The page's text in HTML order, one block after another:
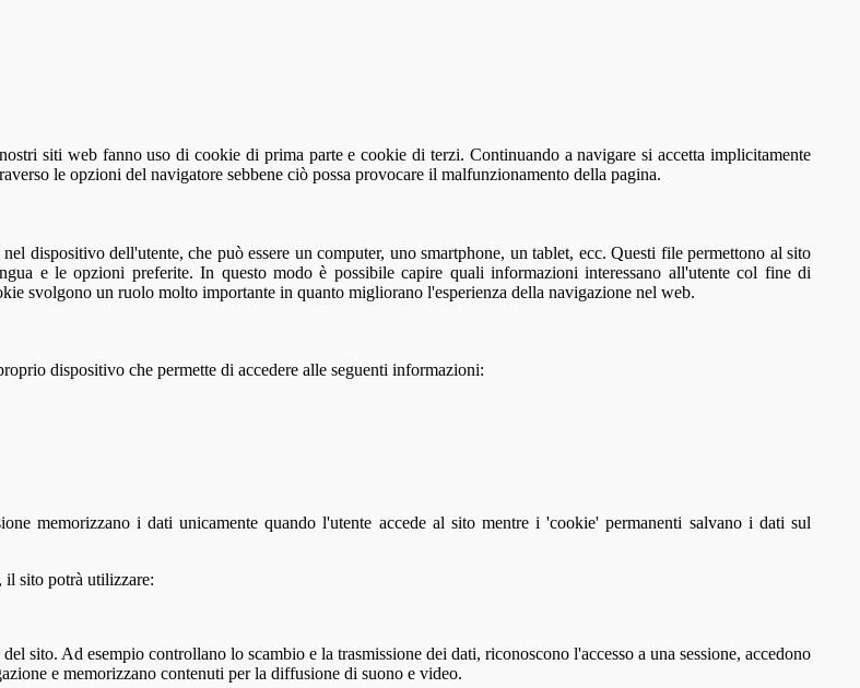
siti web fanno uso di cookie di prima parte e cookie di terzi. Continuando a navigare si accetta implicitamente
le opzioni del navigatore sebbene ciò possa provocare il malfunzionamento della pagina.
dispositivo dell'utente, che può essere un computer, uno smartphone, un tablet, ecc. Questi file permettono al sito
e le opzioni preferite. In questo modo è possibile capire quali informazioni interessano all'utente col fine di
svolgono un ruolo molto importante in quanto migliorano l'esperienza della navigazione nel web.
dispositivo che permette di accedere alle seguenti informazioni:
memorizzano i dati unicamente quando l'utente accede al sito mentre i 'cookie' permanenti salvano i dati sul
il sito potrà utilizzare:
sito. Ad esempio controllano lo scambio e la trasmissione dei dati, riconoscono l'accesso a una sessione, accedono
e memorizzano contenuti per la diffusione di suono e video.